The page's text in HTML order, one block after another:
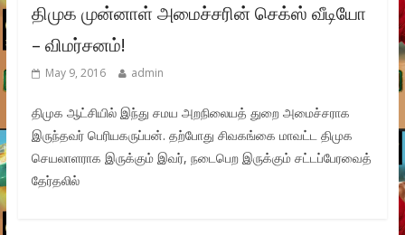
திமுக முன்னாள் அமைச்சரின் செக்ஸ் வீடியோ
– விமர்சனம்!
May 9, 2016 admin
திமுக ஆட்சியில் இந்து சமய அறநிலையத் துறை அமைச்சராக
இருந்தவர் பெரியகருப்பன். தற்போது சிவகங்கை மாவட்ட திமுக
செயலாளராக இருக்கும் இவர், நடைபெற இருக்கும் சட்டப்பேரவைத்
தேர்தலில்